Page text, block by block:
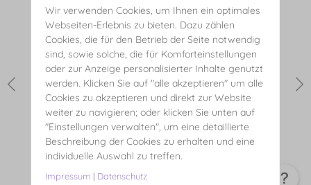
Wir verwenden Cookies, um Ihnen ein optimales
Webseiten-Erlebnis zu bieten. Dazu zählen
Cookies, die für den Betrieb der Seite notwendig
sind, sowie solche, die für Komforteinstellungen
oder zur Anzeige personalisierter Inhalte genutzt
werden. Klicken Sie auf "alle akzeptieren" um alle
Cookies zu akzeptieren und direkt zur Website
weiter zu navigieren; oder klicken Sie unten auf
"Einstellungen verwalten", um eine detaillierte
Beschreibung der Cookies zu erhalten und eine
individuelle Auswahl zu treffen.
Impressum | Datenschutz